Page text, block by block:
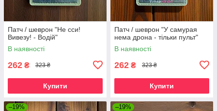
Патч / шеврон "Не сси!
Вивезу! - Водій"
В наявності
262 ₴ 323 ₴
Купити
Патч / шеврон "У самурая
нема дрона - тільки пульт"
В наявності
262 ₴ 323 ₴
Купити
–19% –19%